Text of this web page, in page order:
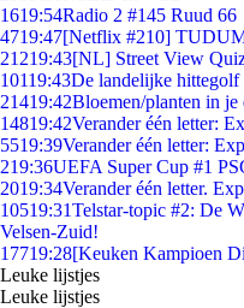
1619:54Radio 2 #145 Ruud 66
4719:47[Netflix #210]
21219:43[NL] Street View
10119:43De landelijke hittegolf
21419:42Bloemen/planten in
14819:42Verander één letter:
5519:39Verander één letter:
219:36UEFA Super Cup #1
2019:34Verander één letter.
10519:31Telstar-topic #2: De
Velsen-Zuid!
17719:28[Keuken Kampioen
Leuke lijstjes
Leuke lijstjes